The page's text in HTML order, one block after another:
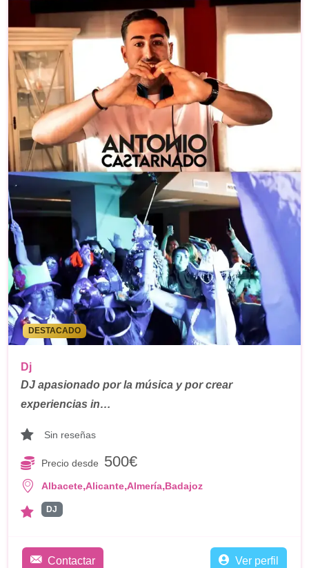
DESTACADO
Dj
DJ apasionado por la música y por crear
experiencias in…
Sin reseñas
Precio desde 500€
Albacete,Alicante,Almería,Badajoz
DJ
Contactar Ver perfil